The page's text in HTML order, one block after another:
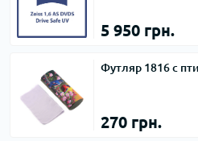
5 950 грн.
Футляр 1816 с
270 грн.